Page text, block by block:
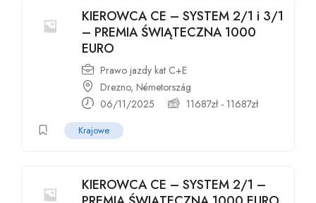
KIEROWCA CE – SYSTEM 2/1 i 3/1
– PREMIA ŚWIĄTECZNA 1000
EURO
Prawo jazdy kat C+E
Drezno, Németország
06/11/2025
11687zł- 11687zł
Krajowe
KIEROWCA CE – SYSTEM 2/1 –